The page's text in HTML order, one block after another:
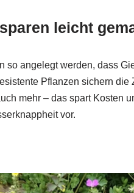
leicht
so angelegt werden, dass
Pflanzen sichern die
mehr – das spart Kosten
vor.